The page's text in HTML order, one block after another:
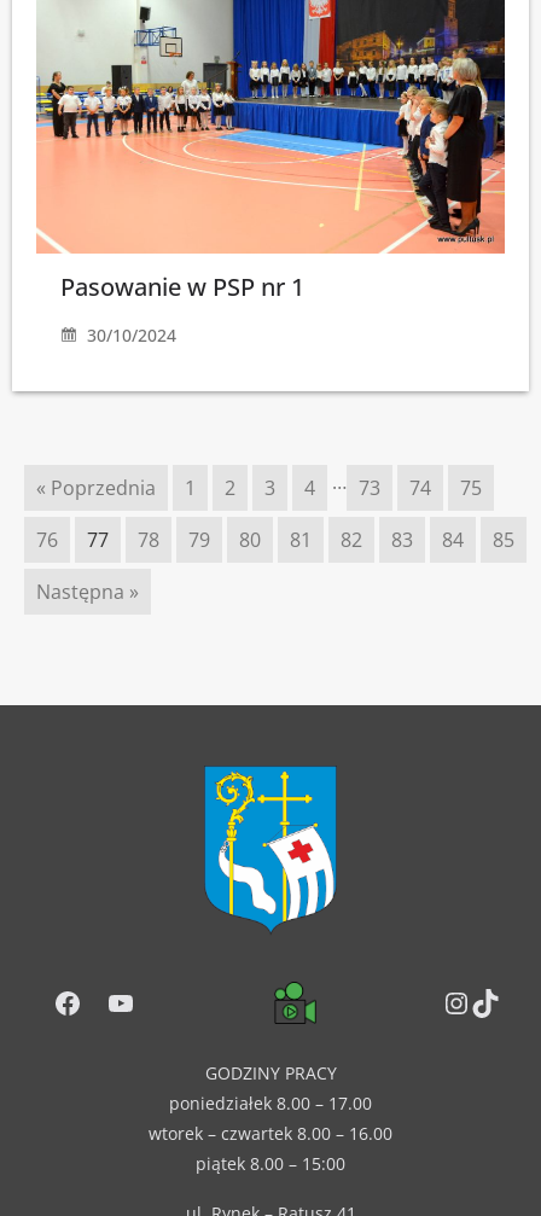
Pasowanie w PSP nr 1
30/10/2024
« Poprzednia 1 2 3 4 … 73 74
75
76
77 78 79 80 81 82 83 84
85
Następna »
Facebook
YouTube
GODZINY PRACY
poniedziałek 8.00 – 17.00
wtorek – czwartek 8.00 – 16.00
piątek 8.00 – 15:00